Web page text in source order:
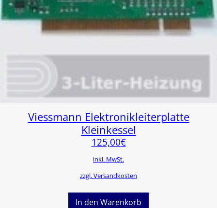
Viessmann Elektronikleiterplatte
Kleinkessel
125,00€
inkl. MwSt.
zzgl. Versandkosten
In den Warenkorb